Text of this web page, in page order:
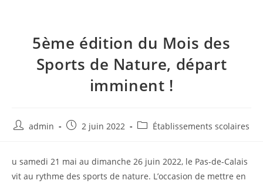
5ème édition du Mois des
Sports de Nature, départ
imminent !
admin 2 juin 2022 Établissements scolaires
u samedi 21 mai au dimanche 26 juin 2022, le Pas-de-Calais
vit au rythme des sports de nature. L’occasion de mettre en